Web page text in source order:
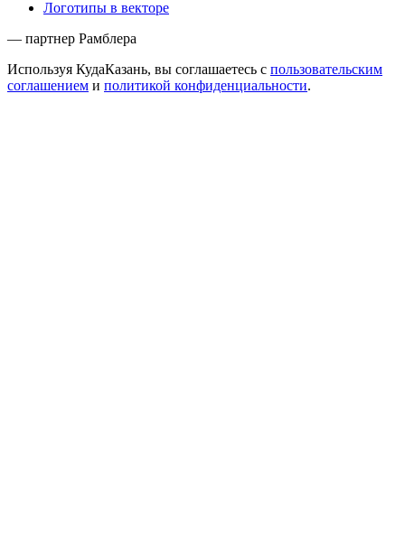
Логотипы в векторе
— партнер Рамблера
Используя КудаКазань, вы соглашаетесь с пользовательским
соглашением и политикой конфиденциальности.